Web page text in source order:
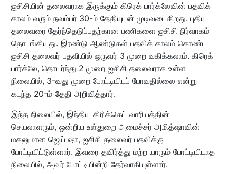
ஐசிசியின் தலைவராக இருக்கும் கிரெக் பார்க்லேவின் பதவிக்
காலம் வரும் நவம்பர் 30-ம் தேதியுடன் முடிவடைகிறது. புதிய
தலைவரை தேர்ந்தெடுப்பதற்கான பணிகளை ஐசிசி நிர்வாகம்
தொடங்கியது. இரண்டு ஆண்டுகள் பதவிக் காலம் கொண்ட
ஐசிசி தலைவர் பதவியில் ஒருவர் 3 முறை வகிக்கலாம். கிரெக்
பார்க்லே, தொடர்ந்து 2 முறை ஐசிசி தலைவராக உள்ள
நிலையில், 3-வது முறை போட்டியிடப் போவதில்லை என்று
கடந்த 20-ம் தேதி அறிவித்தார்.
இந்த நிலையில், இந்திய கிரிக்கெட் வாரியத்தின்
செயலாளரும், ஒன்றிய உள்துறை அமைச்சர் அமித்ஷாவின்
மகனுமான ஜெய் ஷா, ஐசிசி தலைவர் பதவிக்கு
போட்டியிட்டுள்ளார். இவரை தவிர்த்து மற்ற யாரும் போட்டியிடாத
நிலையில், அவர் போட்டியின்றி தேர்வாகியுள்ளார்.